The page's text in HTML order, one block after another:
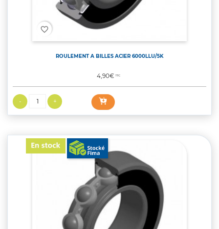
favorite_border
ROULEMENT A BILLES ACIER 6000LLU/5K
Prix
4,90€TTC